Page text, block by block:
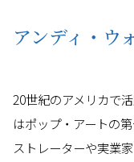
アンディ・ウ
20世紀のアメリカで
はポップ・アートの
ストレーターや実業